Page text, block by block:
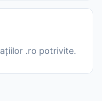
.ro potrivite.